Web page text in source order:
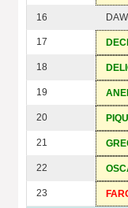
16 DAW
17
18
19
20
21
22
23